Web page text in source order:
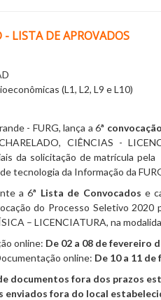
LISTA DE APROVADOS
(L1, L2, L9 e L10)
- FURG, lança a 6ª
CIÊNCIAS -
da solicitação de matrícula
tecnologia da Informação da
a 6ª Lista de Convocados e
do Processo Seletivo
– LICENCIATURA, na
online: De 02 a 08 de fevereiro
online: De 10 a 11
documentos fora dos prazos
fora do local